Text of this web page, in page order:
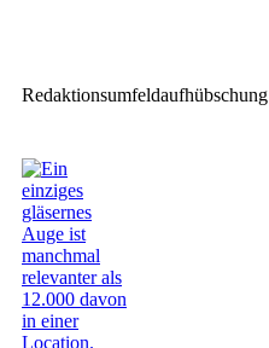
Redaktionsumfeldaufhübschung